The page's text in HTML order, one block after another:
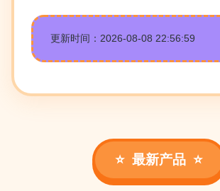
更新时间：2026-08-08 22:56:59
最新产品